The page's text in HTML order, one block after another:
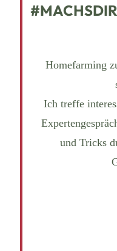
Homefarming
Ich treffe
und Tricks